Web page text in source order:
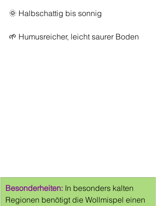
🌞 Halbschattig bis sonnig
🌱 Humusreicher, leicht saurer Boden
Besonderheiten: In besonders kalten
Regionen benötigt die Wollmispel einen